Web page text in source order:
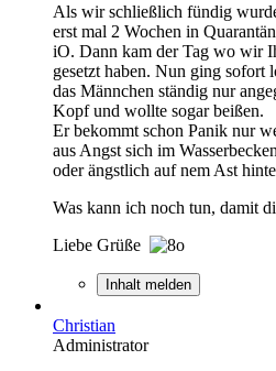
Als wir schließlich fündig
erst mal 2 Wochen in
iO. Dann kam der Tag wo wir
gesetzt haben. Nun ging sofort
das Männchen ständig nur
Kopf und wollte sogar beißen.
Er bekommt schon Panik nur
aus Angst sich im
oder ängstlich auf nem Ast
Was kann ich noch tun, damit
Liebe Grüße
Inhalt melden
Christian
Administrator